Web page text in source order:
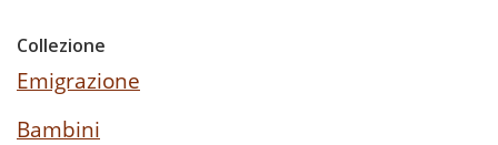
Collezione
Emigrazione
Bambini